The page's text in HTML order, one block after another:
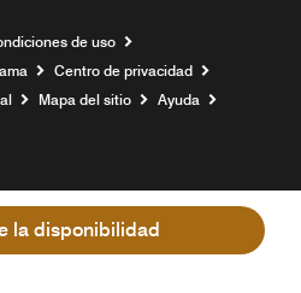
la disponibilidad
una ventana nueva
de uso
Centro de privacidad
Mapa del sitio Ayuda